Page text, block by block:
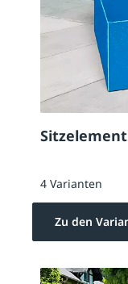
Sitzelement
4 Varianten
Zu den